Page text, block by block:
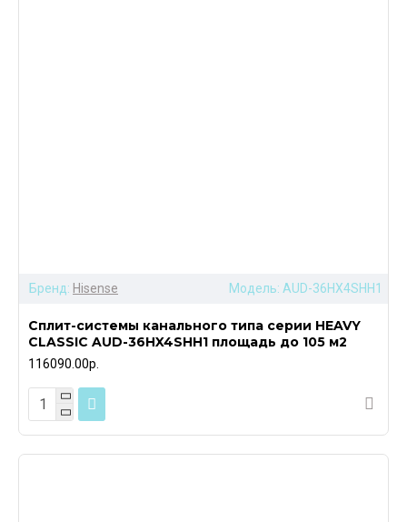
Бренд: Hisense Модель: AUD-36HX4SHH1
Сплит-системы канального типа серии HEAVY
CLASSIC AUD-36HX4SHH1 площадь до 105 м2
116090.00р.